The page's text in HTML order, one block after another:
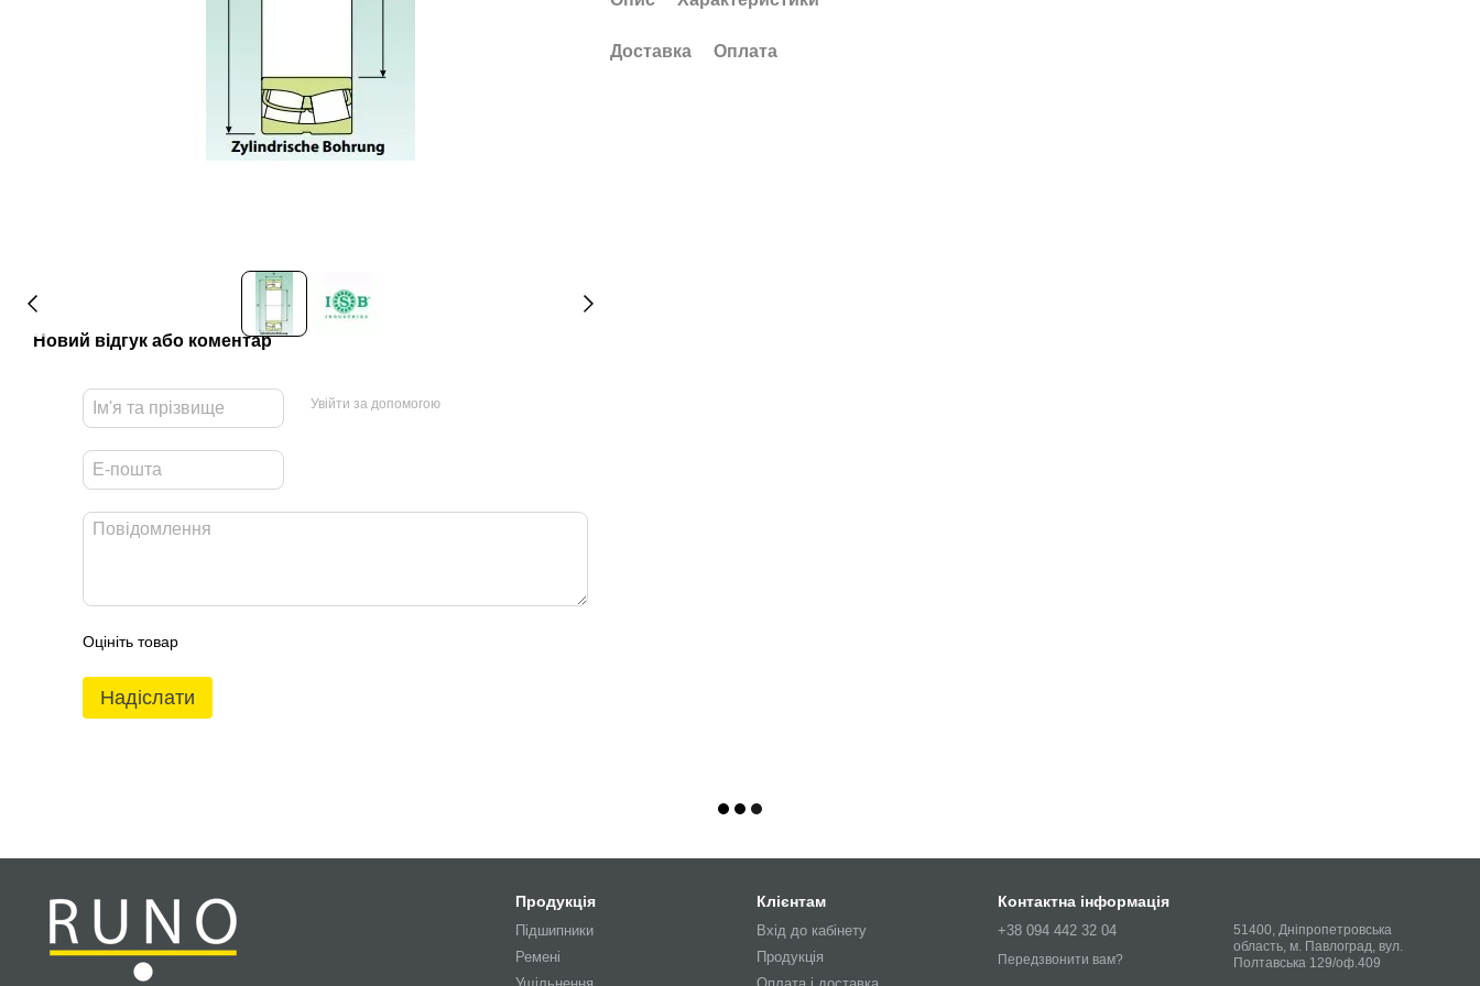
Новий відгук або коментар
Увійти за допомогою
Оцініть товар
Надіслати
Доставка Оплата
Продукція
Підшипники
Ремені
Клієнтам
Вхід до кабінету
Продукція
Контактна інформація
+38 094 442 32 04
Передзвонити вам?
51400, Дніпропетровська
область, м. Павлоград, вул.
Полтавська 129/оф.409